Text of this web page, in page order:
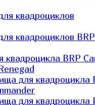
квадроциклов
квадроциклов BRP
квадроцикла BRP
для квадроцикла
для квадроцикла